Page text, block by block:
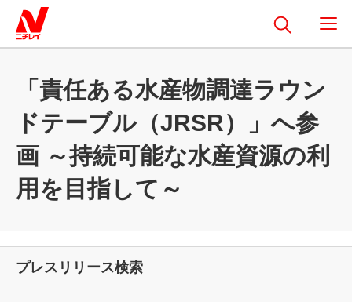
「責任ある水産物調達ラウン
ドテーブル（JRSR）」へ参
画 ～持続可能な水産資源の利
用を目指して～
プレスリリース検索